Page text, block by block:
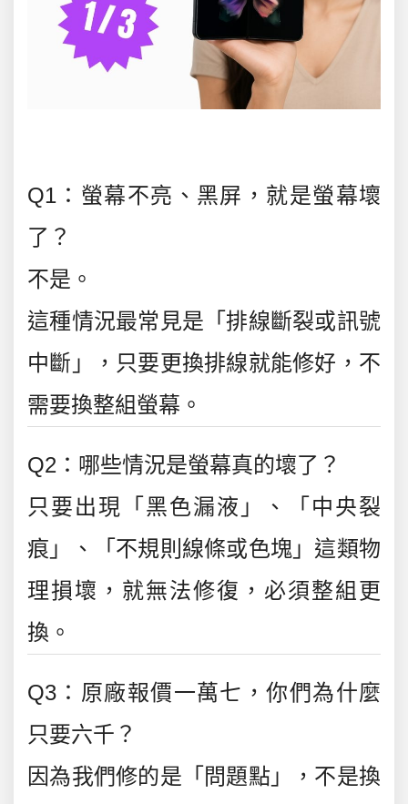
Q1：螢幕不亮、黑屏，就是螢幕壞
了？
不是。
這種情況最常見是「排線斷裂或訊號
中斷」，只要更換排線就能修好，不
需要換整組螢幕。
Q2：哪些情況是螢幕真的壞了？
只要出現「黑色漏液」、「中央裂
痕」、「不規則線條或色塊」這類物
理損壞，就無法修復，必須整組更
換。
Q3：原廠報價一萬七，你們為什麼
只要六千？
因為我們修的是「問題點」，不是換